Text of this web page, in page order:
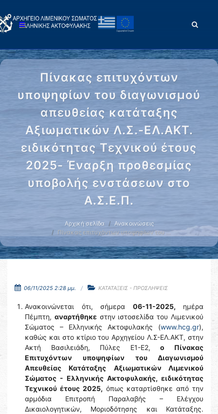
Πίνακας επιτυχόντων
υποψηφίων του διαγωνισμού
απευθείας κατάταξης
Αξιωματικών Λ.Σ.-ΕΛ.ΑΚΤ.
ειδικότητας Τεχνικού έτους
2025- Έναρξη προθεσμίας
υποβολής ενστάσεων στο
Α.Σ.Ε.Π.
Αρχική σελίδα
Ανακοινώσεις
Πίνακας επιτυχόντων υποψηφίων του …
06/11/2025 2:28 μμ. ΚΑΤΑΤΑΞΕΙΣ - ΠΡΟΣΛΗΨΕΙΣ
Ανακοινώνεται ότι, σήμερα 06-11-2025, ημέρα
Πέμπτη, αναρτήθηκεστην ιστοσελίδα του Λιμενικού
Σώματος – Ελληνικής Ακτοφυλακής (www.hcg.gr),
καθώς και στο κτίριο του Αρχηγείου Λ.Σ-ΕΛ.ΑΚΤ, στην
Ακτή Βασιλειάδη, Πύλες Ε1-Ε2,ο Πίνακας
Επιτυχόντων
υποψηφίων του Διαγωνισμού
Απευθείας
Κατάταξης
Αξιωματικών Λιμενικού
Σώματος - Ελληνικής Ακτοφυλακής, ειδικότητας
Τεχνικού έτους 2025, όπως καταρτίσθηκε από την
αρμόδια Επιτροπή Παραλαβής – Ελέγχου
Δικαιολογητικών, Μοριοδότησης και Κατάταξης.